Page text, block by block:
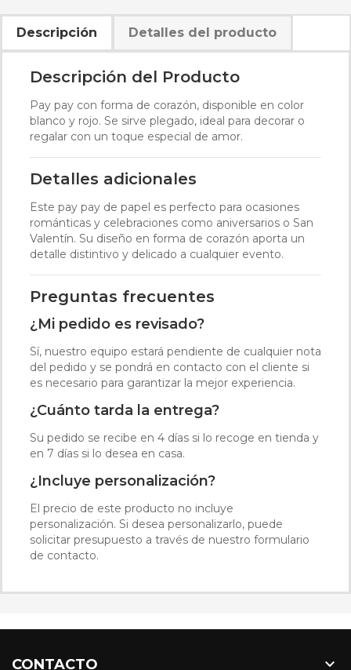
Descripción Detalles del producto
Descripción del Producto
Pay pay con forma de corazón, disponible en color
blanco y rojo. Se sirve plegado, ideal para decorar o
regalar con un toque especial de amor.
Detalles adicionales
Este pay pay de papel es perfecto para ocasiones
románticas y celebraciones como aniversarios o San
Valentín. Su diseño en forma de corazón aporta un
detalle distintivo y delicado a cualquier evento.
Preguntas frecuentes
¿Mi pedido es revisado?
Sí, nuestro equipo estará pendiente de cualquier nota
del pedido y se pondrá en contacto con el cliente si
es necesario para garantizar la mejor experiencia.
¿Cuánto tarda la entrega?
Su pedido se recibe en 4 días si lo recoge en tienda y
en 7 días si lo desea en casa.
¿Incluye personalización?
El precio de este producto no incluye
personalización. Si desea personalizarlo, puede
solicitar presupuesto a través de nuestro formulario
de contacto.
CONTACTO 